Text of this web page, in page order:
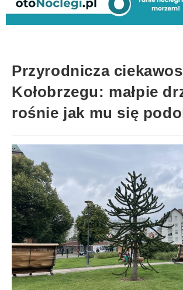
Przyrodnicza
Kołobrzegu: małpie
rośnie jak mu się